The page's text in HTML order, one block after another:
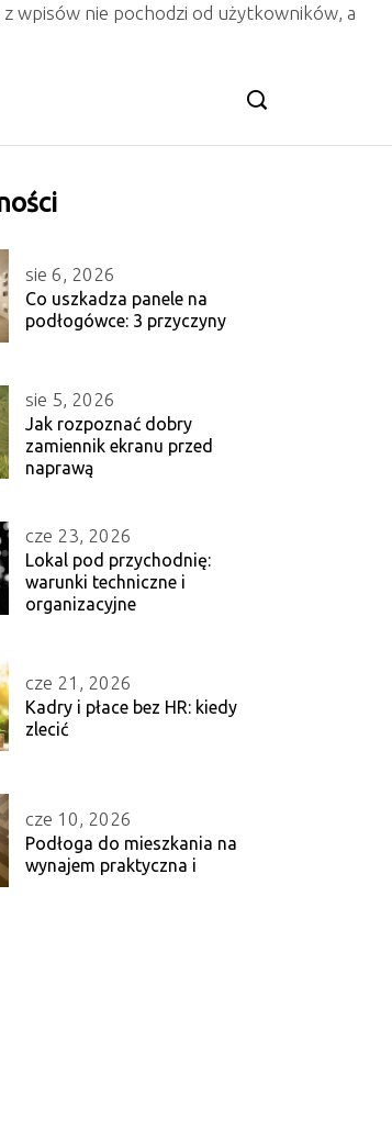
wpisów nie pochodzi od użytkowników, a
sie 6, 2026
Co uszkadza panele na
podłogówce: 3 przyczyny
sie 5, 2026
Jak rozpoznać dobry
zamiennik ekranu przed
naprawą
cze 23, 2026
Lokal pod przychodnię:
warunki techniczne i
organizacyjne
cze 21, 2026
Kadry i płace bez HR: kiedy
zlecić
cze 10, 2026
Podłoga do mieszkania na
wynajem praktyczna i